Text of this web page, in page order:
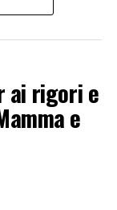
ai rigori e
e